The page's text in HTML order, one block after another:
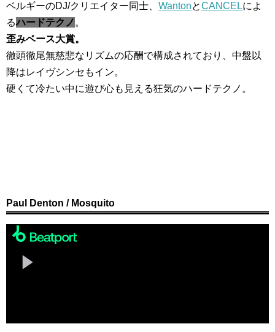
ベルギーのDJ/クリエイター同士、 WantonとCANCELによ
るハードテクノ 。
歪みベース大賞。
徹頭徹尾無慈悲なリズムの応酬で構成されており、中盤以
降はレイヴシンセもイン。
硬くて冷たい中に遊び心も見える狂気のハードテクノ。
Paul Denton / Mosquito